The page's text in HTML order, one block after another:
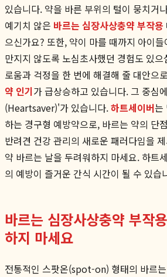
있습니다. 약을 바른 부위의 털이 뭉치거
예기치 않은 바르는 심장사상충약 부작용
으신가요? 또한, 약이 마를 때까지 아이
만지지 않도록 노심초사했던 경험도 있
로움과 걱정을 한 번에 해결해 줄 대안으
약 인기가 급상승하고 있습니다. 그 중심
(Heartsaver)'가 있습니다.하트세이버는
하는 경구형 예방약으로, 바르는 약의 단
반려견 건강 관리의 새로운 패러다임을
약 바르는 날을 두려워하지 마세요. 하트
의 예방이 즐거운 간식 시간이 될 수 있습
바르는 심장사상충약 부작
하지 마세요
전통적인 스팟온(spot-on) 형태의 바르